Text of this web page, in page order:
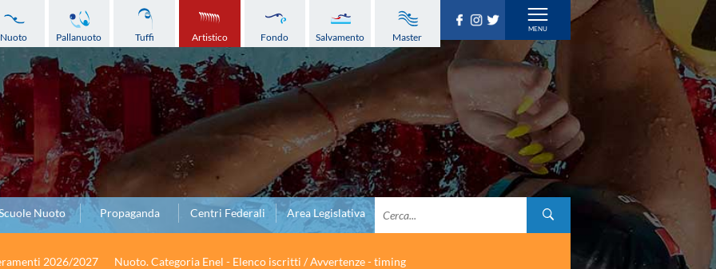
Nuoto Pallanuoto Tuffi Artistico Fondo Salvamento Master
Nuoto Propaganda Centri Federali Area Legislativa
2026/2027
Nuoto. Categoria Enel - Elenco iscritti / Avvertenze - timing